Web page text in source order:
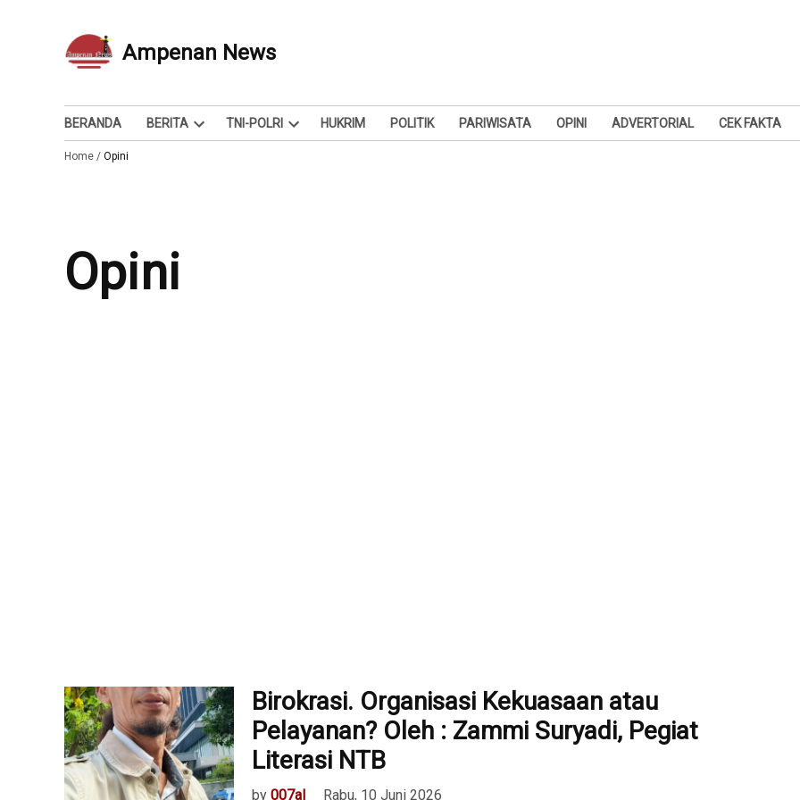
Ampenan News
Berita dan Info
BERANDA BERITA
Open
TNI-POLRI
Open
HUKRIM POLITIK PARIWISATA OPINI ADVERTORIAL CEK FAKTA
Home / Opini
Opini
Birokrasi. Organisasi Kekuasaan atau
Pelayanan? Oleh : Zammi Suryadi, Pegiat
Literasi NTB
by 007al Rabu, 10 Juni 2026